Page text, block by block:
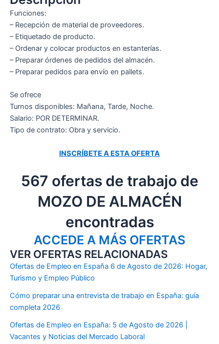
Funciones:
– Recepción de material de proveedores.
– Etiquetado de producto.
– Ordenar y colocar productos en estanterías.
– Preparar órdenes de pedidos del almacén.
– Preparar pedidos para envío en pallets.
Se ofrece
Turnos disponibles: Mañana, Tarde, Noche.
Salario: POR DETERMINAR.
Tipo de contrato: Obra y servicio.
INSCRÍBETE A ESTA OFERTA
567 ofertas de trabajo de
MOZO DE ALMACÉN
encontradas
ACCEDE A MÁS OFERTAS
VER OFERTAS RELACIONADAS
Ofertas de Empleo en España 6 de Agosto de 2026: Hogar,
Turismo y Empleo Público
Cómo preparar una entrevista de trabajo en España: guía
completa 2026
Ofertas de Empleo en España: 5 de Agosto de 2026 |
Vacantes y Noticias del Mercado Laboral